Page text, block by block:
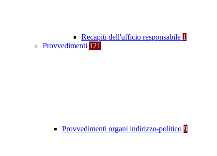
Recapiti dell'ufficio responsabile 1
Provvedimenti 121
Provvedimenti organi indirizzo-politico 9